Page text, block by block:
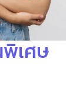
เศษ